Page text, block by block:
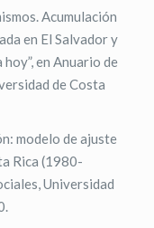
Acumulación
en El Salvador y
en Anuario de
de Costa
modelo de ajuste
Rica (1980-
Universidad